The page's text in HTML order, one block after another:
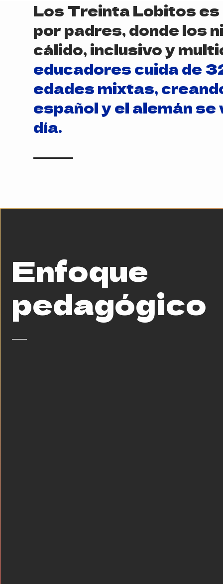
Los Treinta Lobitos
por padres, donde los
cálido, inclusivo y
educadores cuida de
edades mixtas,
español y el alemán
día.
Enfoque
pedagógico